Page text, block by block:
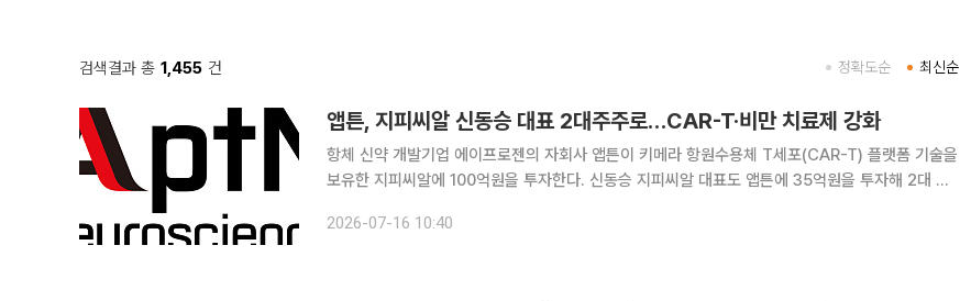
검색결과 총 1,455 건 최신순
정확도순
앱튼, 지피씨알 신동승 대표 2대주주로…CAR-T·비만 치료제 강화
항체 신약 개발기업 에이프로젠의 자회사 앱튼이 키메라 항원수용체 T세포(CAR-T) 플랫폼 기술을
보유한 지피씨알에 100억원을 투자한다. 신동승 지피씨알 대표도 앱튼에 35억원을 투자해 2대 주
튼은 지피씨알 대표인 신동승 박사가 35억원을 투자해 앱
2026-07-16 10:40